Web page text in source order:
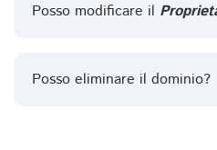
Posso modificare il
Posso eliminare il dominio?